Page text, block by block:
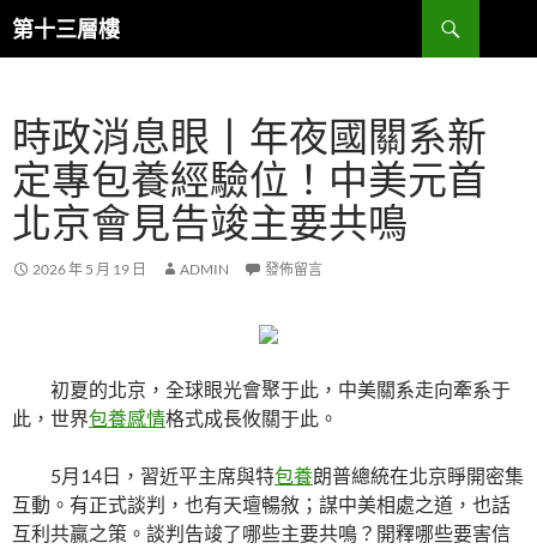
跳
至
內
容
第十三層樓
搜
尋
時政消息眼丨年夜國關系新
定專包養經驗位！中美元首
北京會見告竣主要共鳴
2026 年 5 月 19 日 ADMIN 發佈留言
初夏的北京，全球眼光會聚于此，中美關系走向牽系于
此，世界包養感情格式成長攸關于此。
5月14日，習近平主席與特包養朗普總統在北京睜開密集
互動。有正式談判，也有天壇暢敘；謀中美相處之道，也話
互利共贏之策。談判告竣了哪些主要共鳴？開釋哪些要害信